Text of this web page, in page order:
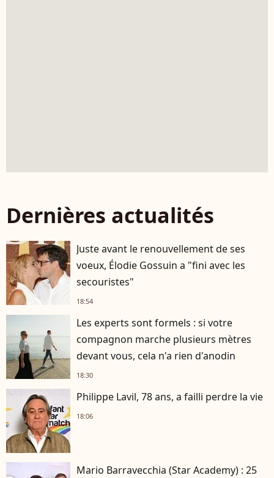
Dernières actualités
Juste avant le renouvellement de ses
voeux, Élodie Gossuin a "fini avec les
secouristes"
18:54
Les experts sont formels : si votre
compagnon marche plusieurs mètres
devant vous, cela n'a rien d'anodin
18:30
Philippe Lavil, 78 ans, a failli perdre la vie
18:06
Mario Barravecchia (Star Academy) : 25